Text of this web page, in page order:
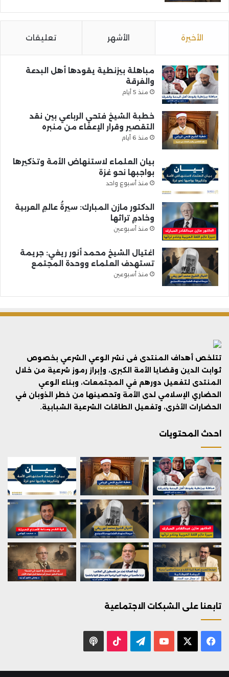
الأخيرة الأشهر تعليقات
مباهلة بيزنطية يقودها أهل البدعة
والفرقة
منذ 5 أيام
خطبة الشيخ فتحي الرباعي بين نقد
التقصير وقرار الإعفاء من منبره
منذ 6 أيام
بيان العلماء لاستنهاض الأمة وتذكيرها
بواجبها نحو غزة
منذ أسبوع واحد
الدكتور مازن المبارك: سيرةُ عالمِ العربية
وخادمِ تراثها
منذ أسبوعين
اغتيال الشيخ محمد أنور ريغي: جريمة
تستهدف العلماء ووحدة المجتمع
منذ أسبوعين
تتلخص أهداف المنتدى فى نشر الوعي الشرعي بخصوص
ثوابت الدين وقضايا الأمة الكبرى، وإبراز رموز شرعية من خلال
المنتدى لتفعيل دورهم في المجتمعات، وبناء الوعي
الحضاري الإسلامي لدى الأمة وتحصينها من خطر الذوبان في
الحضارات الأخرى، وتفعيل الطاقات الشرعية الشبابية.
احدث المحتويات
تابعنا على الشبكات الاجتماعية
فيسبوك يوتيوب تيلقرام ‫TikTok